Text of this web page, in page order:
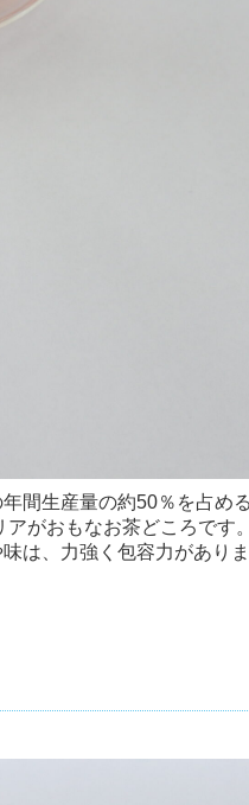
間生産量の約50％を占め
がおもなお茶どころです
は、力強く包容力がありま